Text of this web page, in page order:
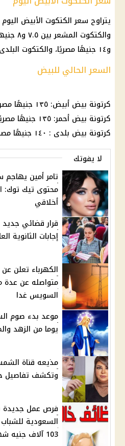
و١٤ جنيهًا مصريًا، والكتكوت البلدى بين ٧ و٧.٥ جنيها.
السعر الحالي للبيض
كرتونة بيض أبيض: ١٣٥ جنيهًا مصريًا.
كرتونة بيض أحمر: ١٣٥ جنيهًا مصريًا.
كرتونة بيض بلدى : ١٤٠ جنيهًا مصريًا.
لا يفوتك
تامر أمين يهاجم
محتوى تيك توك:
أخلاقي
قرار قضائي جديد
إجابات الثانوية العامة
متواصله عن عدة
السويس غدا
يوما من الزهد
مذيعه قناة
وتكشف تفاصيل
فرص عمل جديدة
السعودية
103 آلاف جنيه شهريًا